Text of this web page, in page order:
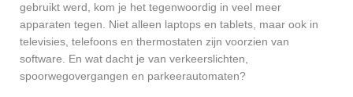
gebruikt werd, kom je het tegenwoordig in veel meer
apparaten tegen. Niet alleen laptops en tablets, maar ook in
televisies, telefoons en thermostaten zijn voorzien van
software. En wat dacht je van verkeerslichten,
spoorwegovergangen en parkeerautomaten?